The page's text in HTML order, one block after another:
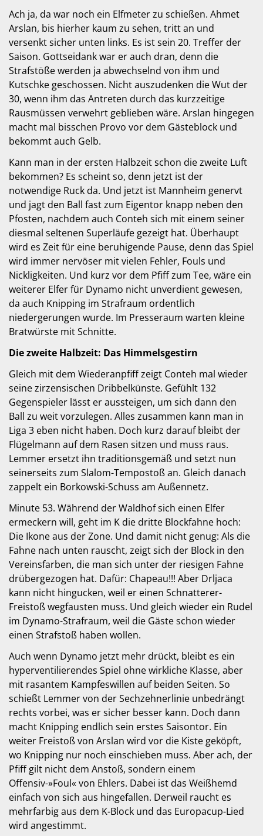
Ach ja, da war noch ein Elfmeter zu schießen. Ahmet
Arslan, bis hierher kaum zu sehen, tritt an und
versenkt sicher unten links. Es ist sein 20. Treffer der
Saison. Gottseidank war er auch dran, denn die
Strafstöße werden ja abwechselnd von ihm und
Kutschke geschossen. Nicht auszudenken die Wut der
30, wenn ihm das Antreten durch das kurzzeitige
Rausmüssen verwehrt geblieben wäre. Arslan hingegen
macht mal bisschen Provo vor dem Gästeblock und
bekommt auch Gelb.
Kann man in der ersten Halbzeit schon die zweite Luft
bekommen? Es scheint so, denn jetzt ist der
notwendige Ruck da. Und jetzt ist Mannheim genervt
und jagt den Ball fast zum Eigentor knapp neben den
Pfosten, nachdem auch Conteh sich mit einem seiner
diesmal seltenen Superläufe gezeigt hat. Überhaupt
wird es Zeit für eine beruhigende Pause, denn das Spiel
wird immer nervöser mit vielen Fehler, Fouls und
Nickligkeiten. Und kurz vor dem Pfiff zum Tee, wäre ein
weiterer Elfer für Dynamo nicht unverdient gewesen,
da auch Knipping im Strafraum ordentlich
niedergerungen wurde. Im Presseraum warten kleine
Bratwürste mit Schnitte.
Die zweite Halbzeit: Das Himmelsgestirn
Gleich mit dem Wiederanpfiff zeigt Conteh mal wieder
seine zirzensischen Dribbelkünste. Gefühlt 132
Gegenspieler lässt er aussteigen, um sich dann den
Ball zu weit vorzulegen. Alles zusammen kann man in
Liga 3 eben nicht haben. Doch kurz darauf bleibt der
Flügelmann auf dem Rasen sitzen und muss raus.
Lemmer ersetzt ihn traditionsgemäß und setzt nun
seinerseits zum Slalom-Tempostoß an. Gleich danach
zappelt ein Borkowski-Schuss am Außennetz.
Minute 53. Während der Waldhof sich einen Elfer
ermeckern will, geht im K die dritte Blockfahne hoch:
Die Ikone aus der Zone. Und damit nicht genug: Als die
Fahne nach unten rauscht, zeigt sich der Block in den
Vereinsfarben, die man sich unter der riesigen Fahne
drübergezogen hat. Dafür: Chapeau!!! Aber Drljaca
kann nicht hingucken, weil er einen Schnatterer-
Freistoß wegfausten muss. Und gleich wieder ein Rudel
im Dynamo-Strafraum, weil die Gäste schon wieder
einen Strafstoß haben wollen.
Auch wenn Dynamo jetzt mehr drückt, bleibt es ein
hyperventilierendes Spiel ohne wirkliche Klasse, aber
mit rasantem Kampfeswillen auf beiden Seiten. So
schießt Lemmer von der Sechzehnerlinie unbedrängt
rechts vorbei, was er sicher besser kann. Doch dann
macht Knipping endlich sein erstes Saisontor. Ein
weiter Freistoß von Arslan wird vor die Kiste geköpft,
wo Knipping nur noch einschieben muss. Aber ach, der
Pfiff gilt nicht dem Anstoß, sondern einem
Offensiv-»Foul« von Ehlers. Dabei ist das Weißhemd
einfach von sich aus hingefallen. Derweil raucht es
mehrfarbig aus dem K-Block und das Europacup-Lied
wird angestimmt.